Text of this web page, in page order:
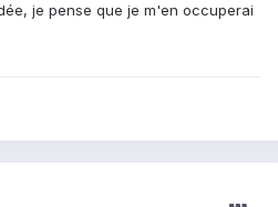
je pense que je m'en occuperai